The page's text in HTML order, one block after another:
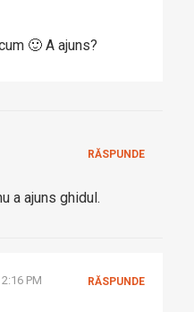
🙂 A ajuns?
a ajuns ghidul.
RĂSPUNDE
PM RĂSPUNDE